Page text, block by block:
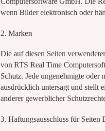
wenn Bilder elektronisch oder
2. Marken
Die auf diesen Seiten
von RTS Real Time
Schutz. Jede ungenehmigte oder
ausdrücklich untersagt und stellt
anderer gewerblicher
3. Haftungsausschluss für Seiten